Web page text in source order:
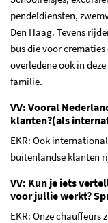
pendeldiensten,
Den Haag. Tevens
bus die voor
overledene ook in
familie.
VV: Vooral
klanten?(als
EKR: Ook
buitenlandse klanten
VV: Kun je iets
voor jullie werkt?
EKR: Onze chauffeurs